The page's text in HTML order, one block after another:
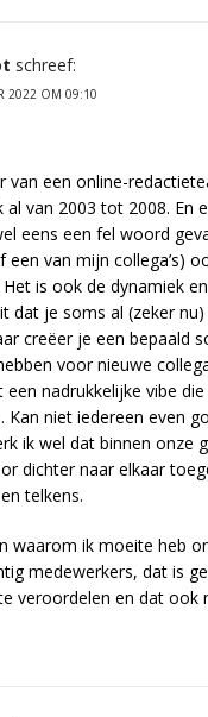
schreef:
2022 OM 09:10
van een online-
van 2003 tot 2008. En
eens een fel woord
van mijn collega’s)
is ook de dynamiek
dat je soms al (zeker
creëer je een bepaald
voor nieuwe
nadrukkelijke vibe
Kan niet iedereen even
ik wel dat binnen onze
dichter naar elkaar
telkens.
waarom ik moeite heb
medewerkers, dat is
veroordelen en dat ook